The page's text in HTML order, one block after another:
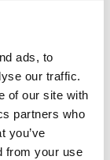
ads, to
our traffic.
of our site with
partners who
you’ve
from your use
はMac OSか